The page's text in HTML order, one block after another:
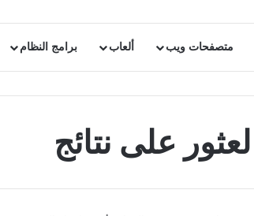
متصفحات ويب ألعاب برامج النظام
على نتائج